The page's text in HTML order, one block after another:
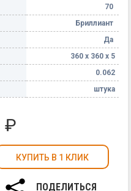
70
Бриллиант
Да
360 х 360 х 5
0.062
штука
₽
КУПИТЬ В 1 КЛИК
ПОДЕЛИТЬСЯ